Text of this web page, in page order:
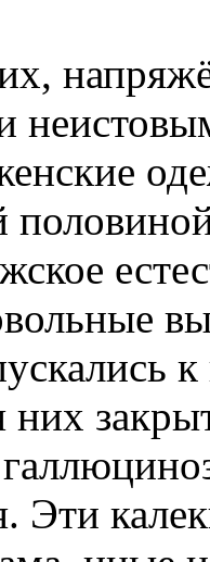
них
Эти